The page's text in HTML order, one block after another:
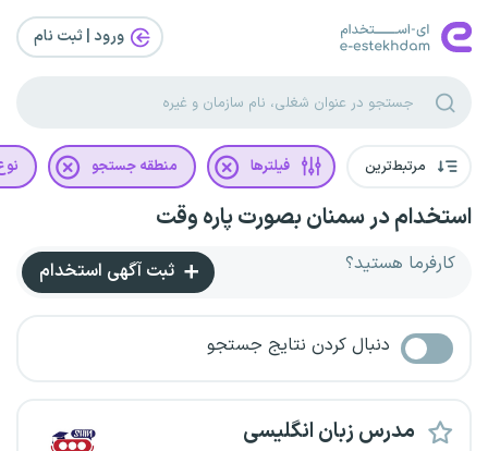
ورود | ثبت‌ نام
مرتبط‌ترین فیلترها منطقه جستجو
استخدام در سمنان بصورت پاره وقت
کارفرما هستید؟ ثبت آگهی استخدام
دنبال کردن نتایج جستجو
مدرس زبان انگلیسی